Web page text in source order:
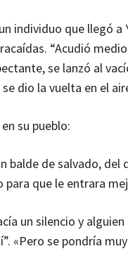
individuo que llegó
“Acudió
se lanzó al
dio la vuelta en el
su pueblo:
de salvado,
que le entrara
un silencio y
«Pero se pondría